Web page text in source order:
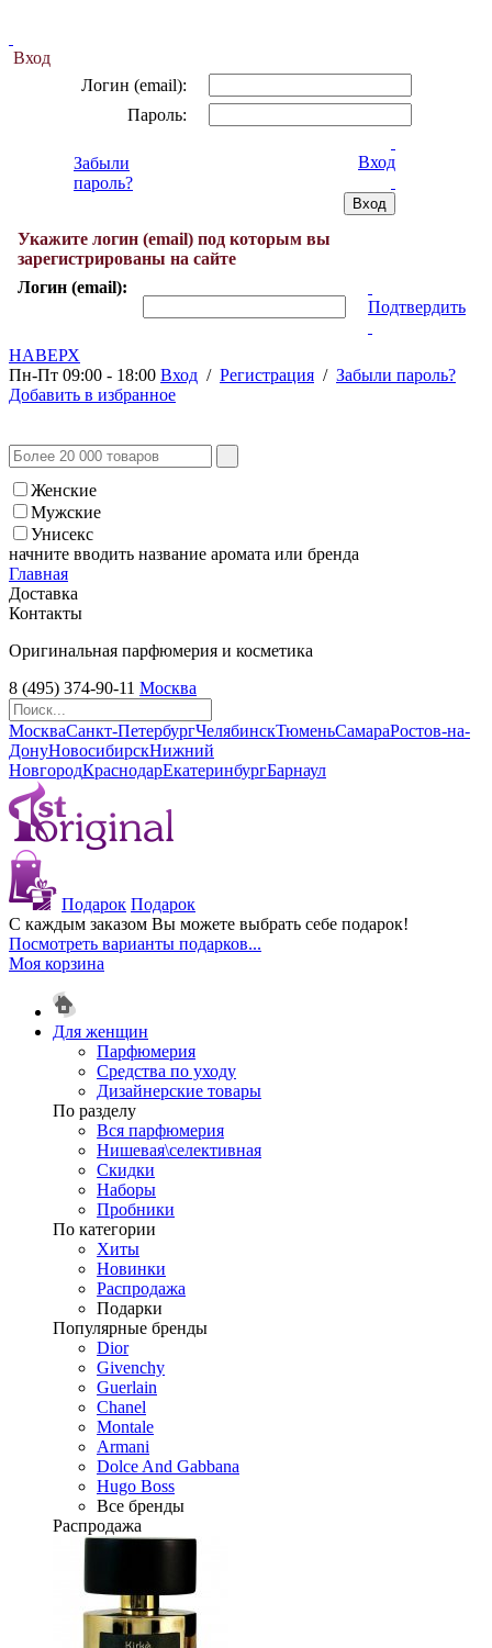
Вход
Логин (email):
Пароль:
Забыли
пароль?
Вход
Укажите логин (email) под которым вы
зарегистрированы на сайте
Логин (email):
Подтвердить
НАВЕРХ
Пн-Пт 09:00 - 18:00 Вход / Регистрация / Забыли пароль?
Добавить в избранное
Женские
Мужские
Унисекс
начните вводить название аромата или бренда
Главная
Доставка
Контакты
Оригинальная парфюмерия и косметика
8 (495) 374-90-11 Москва
МоскваСанкт-ПетербургЧелябинскТюменьСамараРостов-на-
ДонуНовосибирскНижний
НовгородКраснодарЕкатеринбургБарнаул
Подарок Подарок
С каждым заказом Вы можете выбрать себе подарок!
Посмотреть варианты подарков...
Моя корзина
Для женщин
Парфюмерия
Средства по уходу
Дизайнерские товары
По разделу
Вся парфюмерия
Нишевая\селективная
Скидки
Наборы
Пробники
По категории
Хиты
Новинки
Распродажа
Подарки
Популярные бренды
Dior
Givenchy
Guerlain
Chanel
Montale
Armani
Dolce And Gabbana
Hugo Boss
Все бренды
Распродажа